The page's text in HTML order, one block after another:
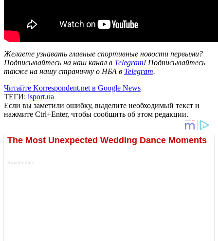
Желаете узнавать главные спортивные новости первыми?
Подписывайтесь на наш канал в Telegram! Подписывайтесь
также на нашу страничку о НБА в Telegram.
Читайте Korrespondent.net в Google News
ТЕГИ: isport.ua
Если вы заметили ошибку, выделите необходимый текст и
нажмите Ctrl+Enter, чтобы сообщить об этом редакции.